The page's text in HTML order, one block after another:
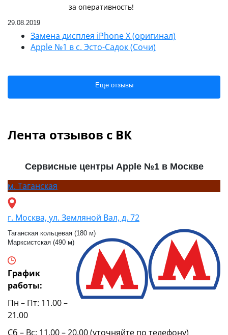
за оперативность!
29.08.2019
Замена дисплея iPhone X (оригинал)
Apple №1 в с. Эсто-Садок (Сочи)
Еще отзывы
Лента отзывов с ВК
Сервисные центры Apple №1 в Москве
м. Таганская
г. Москва, ул. Земляной Вал, д. 72
Таганская кольцевая (180 м)
Марксистская (490 м)
График
работы:
Пн – Пт: 11.00 –
21.00
Сб – Вс: 11.00 – 20.00 (уточняйте по телефону)